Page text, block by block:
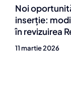
Noi
inserție:
în revizuirea
11 martie 2026